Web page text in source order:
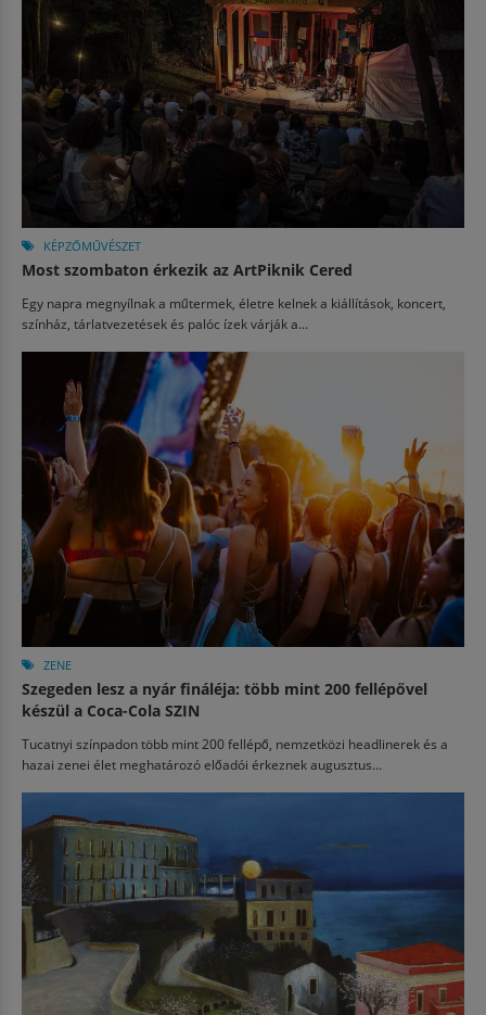
KÉPZŐMŰVÉSZET
Most szombaton érkezik az ArtPiknik Cered
Egy napra megnyílnak a műtermek, életre kelnek a kiállítások, koncert,
színház, tárlatvezetések és palóc ízek várják a...
ZENE
Szegeden lesz a nyár fináléja: több mint 200 fellépővel
készül a Coca-Cola SZIN
Tucatnyi színpadon több mint 200 fellépő, nemzetközi headlinerek és a
hazai zenei élet meghatározó előadói érkeznek augusztus...